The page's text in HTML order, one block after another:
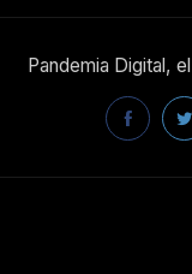
Pandemia Digital,